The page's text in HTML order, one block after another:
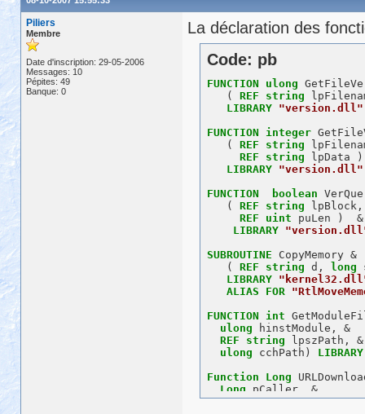
Piliers
Membre
Date d'inscription: 29-05-2006
Messages: 10
Pépites: 49
Banque: 0
La déclaration des
Code: pb
FUNCTION ulong
   (
REF string
LIBRARY "version.dll"
FUNCTION
integer
   (
REF string
REF
string lpData
LIBRARY "version.dll"
FUNCTION
boolean
   (
REF string
REF
uint puLen )  &
LIBRARY
SUBROUTINE CopyMemory &
   (
REF string d, long
LIBRARY
ALIAS
FOR
FUNCTION
int
ulong hinstModule, &
REF
string lpszPath, &
ulong cchPath) LIBRARY
Function
Long
Long pCaller, &
String szURL, &